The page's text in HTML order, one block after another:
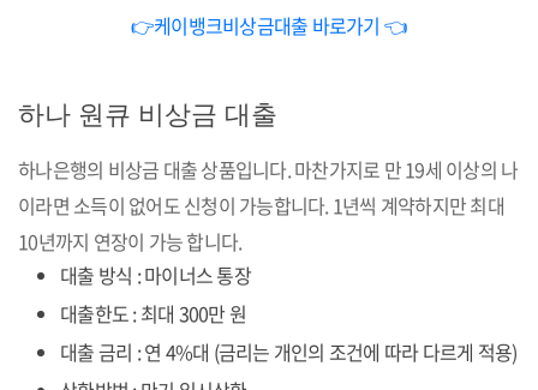
👉케이뱅크비상금대출 바로가기 👈
하나 원큐 비상금 대출
하나은행의 비상금 대출 상품입니다. 마찬가지로 만 19세 이상의 나
이라면 소득이 없어도 신청이 가능합니다. 1년씩 계약하지만 최대
10년까지 연장이 가능 합니다.
대출 방식 : 마이너스 통장
대출한도 : 최대 300만 원
대출 금리 : 연 4%대 (금리는 개인의 조건에 따라 다르게 적용)